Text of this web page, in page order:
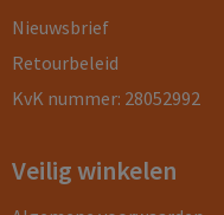
Nieuwsbrief
Retourbeleid
KvK nummer: 28052992
Veilig winkelen